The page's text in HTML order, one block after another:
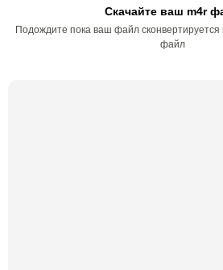
Скачайте ваш m4r
Подождите пока ваш файл сконвертируется
файл